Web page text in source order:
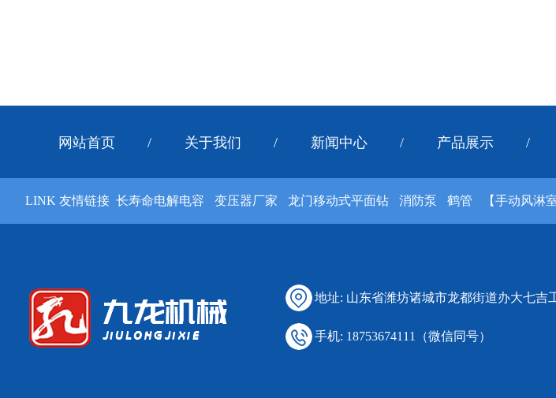
网站首页 / 关于我们 / 新闻中心 / 产品展示 /
LINK 友情链接 长寿命电解电容 变压器厂家 龙门移动式平面钻 消防泵 鹤管 【手动风淋室
地址: 山东省潍坊诸城市龙都街道办大七吉
手机: 18753674111（微信同号）